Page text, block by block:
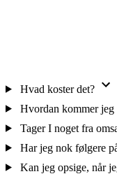
Hvad koster det?
Hvordan kommer jeg
Tager I noget fra
Har jeg nok følgere
Kan jeg opsige, når